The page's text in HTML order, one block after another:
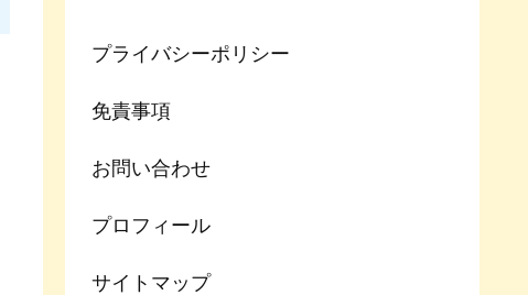
プライバシーポリシー
免責事項
お問い合わせ
プロフィール
サイトマップ